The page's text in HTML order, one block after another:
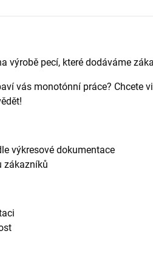
výrobě pecí, které dodáváme
vás monotónní práce? Chcete
výkresové dokumentace
zákazníků